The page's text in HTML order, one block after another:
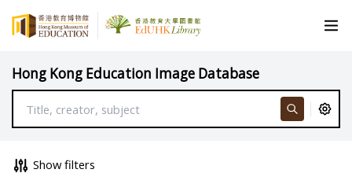
Hong Kong Education Image Database
Show filters